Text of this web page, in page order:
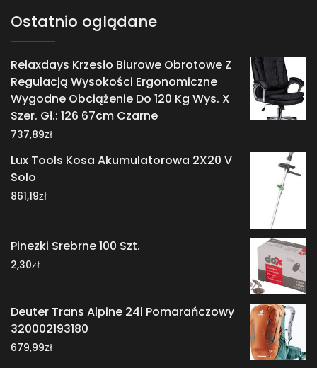
Ostatnio oglądane
Relaxdays Krzesło Biurowe Obrotowe Z
Regulacją Wysokości Ergonomiczne
Wygodne Obciążenie Do 120 Kg Wys. X
Szer. Gł.: 126 67cm Czarne
737,89zł
Lux Tools Kosa Akumulatorowa 2X20 V
Solo
861,19zł
Pinezki Srebrne 100 Szt.
2,30zł
Deuter Trans Alpine 24l Pomarańczowy
320002193180
679,99zł